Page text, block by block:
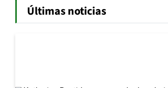
Últimas noticias